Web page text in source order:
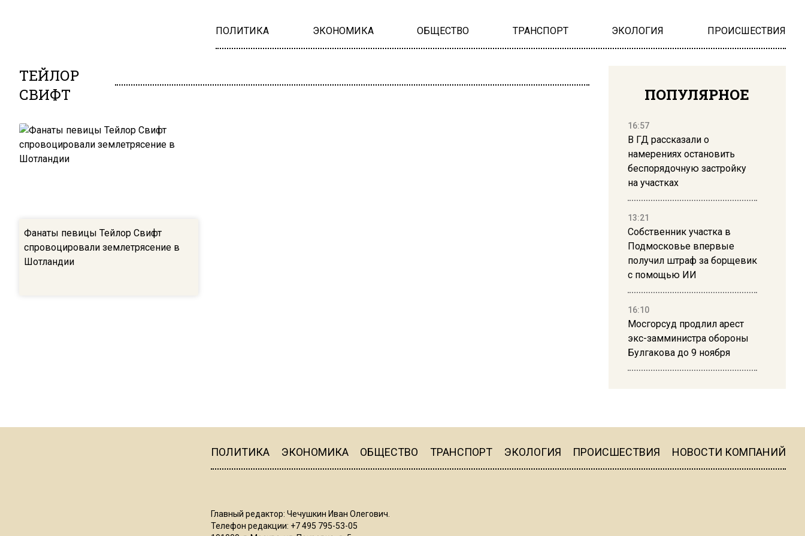
ПОЛИТИКА ЭКОНОМИКА ОБЩЕСТВО ТРАНСПОРТ ЭКОЛОГИЯ ПРОИСШЕСТВИЯ
ТЕЙЛОР
СВИФТ
Фанаты певицы Тейлор Свифт
спровоцировали землетрясение в
Шотландии
ПОПУЛЯРНОЕ
16:57
В ГД рассказали о
намерениях остановить
беспорядочную застройку
на участках
13:21
Собственник участка в
Подмосковье впервые
получил штраф за борщевик
с помощью ИИ
16:10
Мосгорсуд продлил арест
экс-замминистра обороны
Булгакова до 9 ноября
16:19
ПОЛИТИКА ЭКОНОМИКА ОБЩЕСТВО ТРАНСПОРТ ЭКОЛОГИЯ ПРОИСШЕСТВИЯ НОВОСТИ КОМПАНИЙ
Главный редактор: Чечушкин Иван Олегович.
Телефон редакции: +7 495 795-53-05